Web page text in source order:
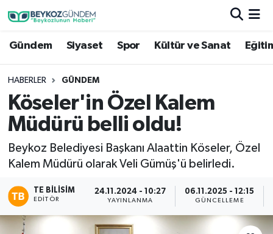
Gündem Siyaset Spor Kültür ve Sanat
HABERLER GÜNDEM
Köseler'in Özel Kalem
Müdürü belli oldu!
Beykoz Belediyesi Başkanı Alaattin Köseler, Özel
Kalem Müdürü olarak Veli Gümüş'ü belirledi.
TE BILISIM
EDITÖR
24.11.2024 - 10:27
YAYINLANMA
06.11.2025 - 12:15
GÜNCELLEME
Hava Durumu
Trafik Durumu
Süper Lig Puan Durumu ve Fikstür
Son Dakika Haberleri
Haber Arşivi